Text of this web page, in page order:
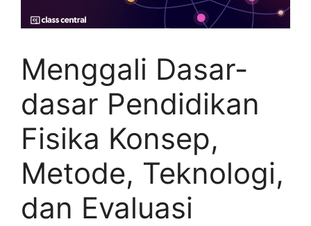
Menggali Dasar-
dasar Pendidikan
Fisika Konsep,
Metode, Teknologi,
dan Evaluasi